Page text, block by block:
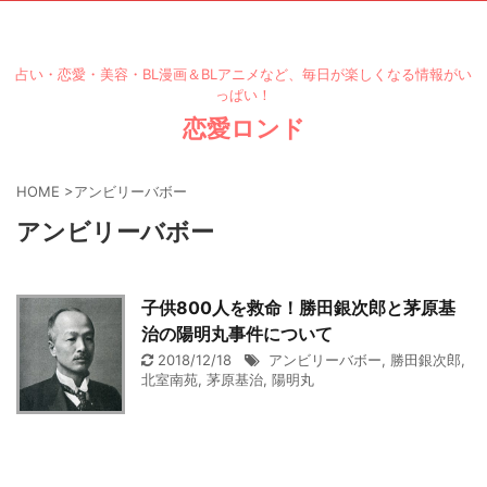
占い・恋愛・美容・BL漫画＆BLアニメなど、毎日が楽しくなる情報がい
っぱい！
恋愛ロンド
HOME >アンビリーバボー
アンビリーバボー
子供800人を救命！勝田銀次郎と茅原基
治の陽明丸事件について
2018/12/18 アンビリーバボー, 勝田銀次郎,
北室南苑, 茅原基治, 陽明丸